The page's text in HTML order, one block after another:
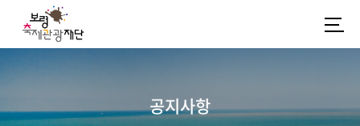
공지사항